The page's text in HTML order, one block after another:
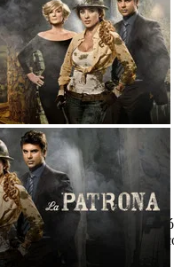
Comments
Deja una respuesta
Tu dirección de correo
obligatorios están marcados